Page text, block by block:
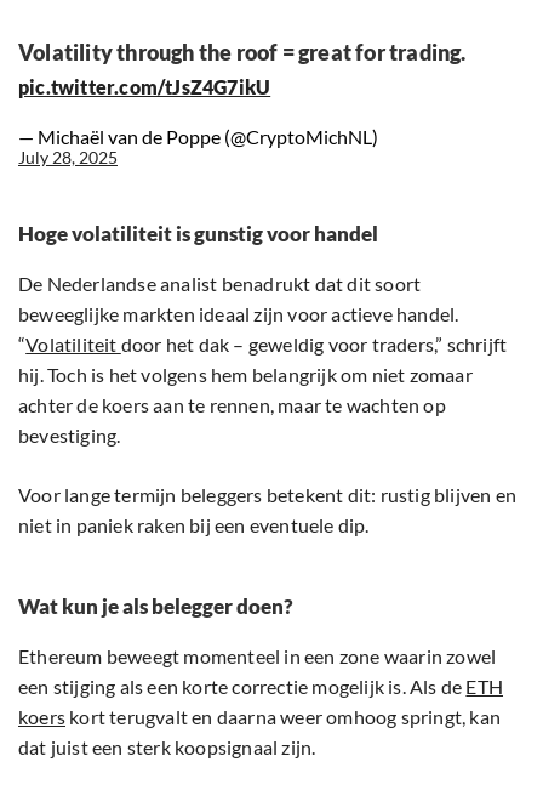
Volatility through the roof = great for trading.
pic.twitter.com/tJsZ4G7ikU
— Michaël van de Poppe (@CryptoMichNL)
July 28, 2025
Hoge volatiliteit is gunstig voor handel
De Nederlandse analist benadrukt dat dit soort
beweeglijke markten ideaal zijn voor actieve handel.
“Volatiliteit door het dak – geweldig voor traders,” schrijft
hij. Toch is het volgens hem belangrijk om niet zomaar
achter de koers aan te rennen, maar te wachten op
bevestiging.
Voor lange termijn beleggers betekent dit: rustig blijven en
niet in paniek raken bij een eventuele dip.
Wat kun je als belegger doen?
Ethereum beweegt momenteel in een zone waarin zowel
een stijging als een korte correctie mogelijk is. Als de ETH
koers kort terugvalt en daarna weer omhoog springt, kan
dat juist een sterk koopsignaal zijn.